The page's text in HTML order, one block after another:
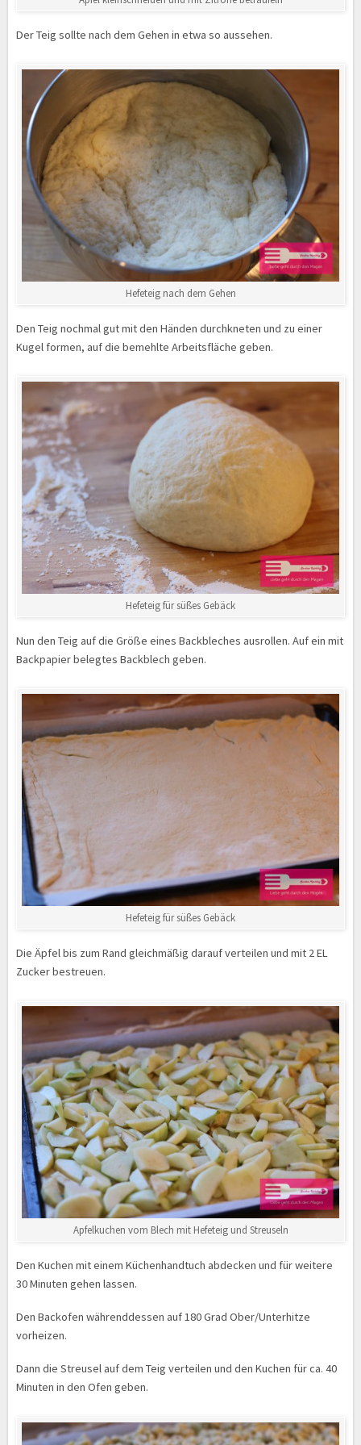
Der Teig sollte nach dem Gehen in etwa so aussehen.
Hefeteig nach dem Gehen
Den Teig nochmal gut mit den Händen durchkneten und zu einer
Kugel formen, auf die bemehlte Arbeitsfläche geben.
Hefeteig für süßes Gebäck
Nun den Teig auf die Größe eines Backbleches ausrollen. Auf ein mit
Backpapier belegtes Backblech geben.
Hefeteig für süßes Gebäck
Die Äpfel bis zum Rand gleichmäßig darauf verteilen und mit 2 EL
Zucker bestreuen.
Apfelkuchen vom Blech mit Hefeteig und Streuseln
Den Kuchen mit einem Küchenhandtuch abdecken und für weitere
30 Minuten gehen lassen.
Den Backofen währenddessen auf 180 Grad Ober/Unterhitze
vorheizen.
Dann die Streusel auf dem Teig verteilen und den Kuchen für ca. 40
Minuten in den Ofen geben.